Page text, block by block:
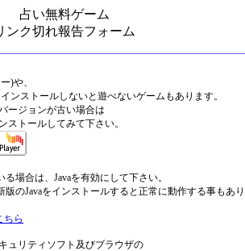
占い無料ゲーム
ンク切れ報告フォーム
)や、
ンストールしないと遊べないゲームもあります。
ージョンが古い場合は
ストールしてみて下さい。
場合は、Javaを有効にして下さい。
版のJavaをインストールすると正常に動作する事もあり
ちら
ュリティソフト及びブラウザの